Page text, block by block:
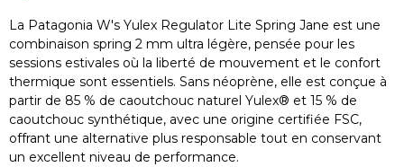
La Patagonia W's Yulex Regulator Lite Spring Jane est une
combinaison spring 2 mm ultra légère, pensée pour les
sessions estivales où la liberté de mouvement et le confort
thermique sont essentiels. Sans néoprène, elle est conçue à
partir de 85 % de caoutchouc naturel Yulex® et 15 % de
caoutchouc synthétique, avec une origine certifiée FSC,
offrant une alternative plus responsable tout en conservant
un excellent niveau de performance.